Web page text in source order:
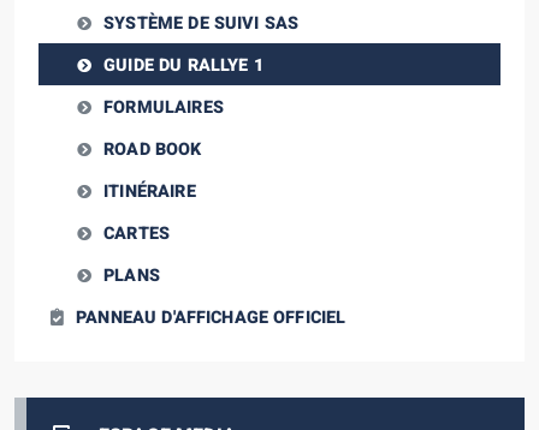
SYSTÈME DE SUIVI SAS
GUIDE DU RALLYE 1
FORMULAIRES
ROAD BOOK
ITINÉRAIRE
CARTES
PLANS
PANNEAU D'AFFICHAGE OFFICIEL